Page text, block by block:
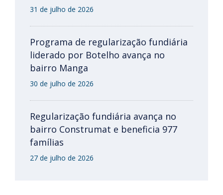
31 de julho de 2026
Programa de regularização fundiária
liderado por Botelho avança no
bairro Manga
30 de julho de 2026
Regularização fundiária avança no
bairro Construmat e beneficia 977
famílias
27 de julho de 2026